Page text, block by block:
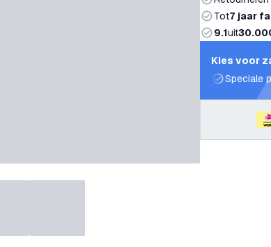
Tot7 jaar
9.1uit
Kies voor
Speciale